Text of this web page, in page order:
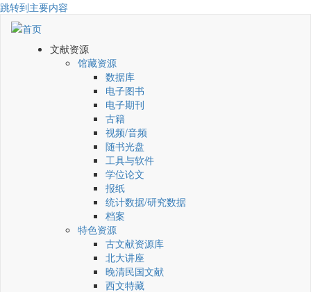
跳转到主要内容
文献资源
馆藏资源
数据库
电子图书
电子期刊
古籍
视频/音频
随书光盘
工具与软件
学位论文
报纸
统计数据/研究数据
档案
特色资源
古文献资源库
北大讲座
晚清民国文献
西文特藏